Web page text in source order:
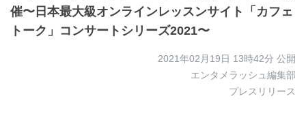
催〜日本最大級オンラインレッスンサイト「カフェ
トーク」コンサートシリーズ2021〜
2021年02月19日 13時42分 公開
エンタメラッシュ編集部
プレスリリース